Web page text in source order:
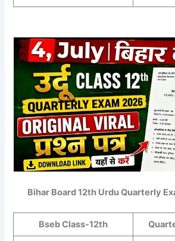
Bihar Board 12th Urdu Quarterly
Bseb Class-12th